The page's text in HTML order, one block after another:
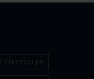
Регистрация